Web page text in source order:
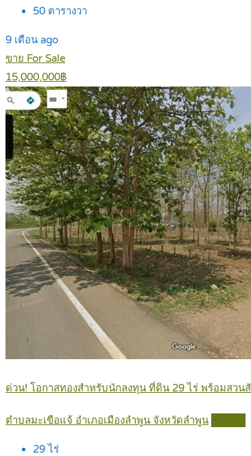
50 ตารางวา
9 เดือน ago
ขาย For Sale
15,000,000฿
ด่วน! โอกาสทองสำหรับนักลงทุน ที่ดิน 29 ไร่ พร้อมสวน
ตำบลมะเขือแจ้ อำเภอเมืองลำพูน จังหวัดลำพูน
29ไร่